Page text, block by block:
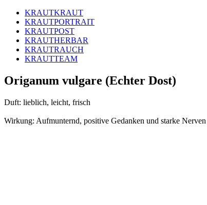
KRAUTKRAUT
KRAUTPORTRAIT
KRAUTPOST
KRAUTHERBAR
KRAUTRAUCH
KRAUTTEAM
Origanum vulgare (Echter Dost)
Duft: lieblich, leicht, frisch
Wirkung: Aufmunternd, positive Gedanken und starke Nerven